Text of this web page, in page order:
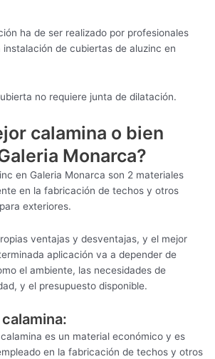
ha de ser realizado por profesionales
de cubiertas de aluzinc en
no requiere junta de dilatación.
calamina o bien
Monarca?
en Galeria Monarca son 2 materiales
en la fabricación de techos y otros
exteriores.
ventajas y desventajas, y el mejor
aplicación va a depender de
el ambiente, las necesidades de
y el presupuesto disponible.
es un material económico y es
en la fabricación de techos y otros